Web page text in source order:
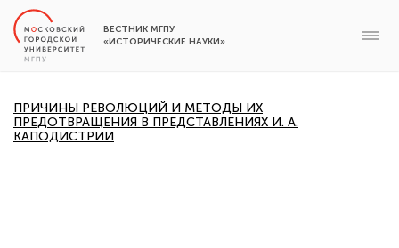
ВЕСТНИК МГПУ
«ИСТОРИЧЕСКИЕ НАУКИ»
ПРИЧИНЫ РЕВОЛЮЦИЙ И МЕТОДЫ ИХ
ПРЕДОТВРАЩЕНИЯ В ПРЕДСТАВЛЕНИЯХ И. А.
КАПОДИСТРИИ